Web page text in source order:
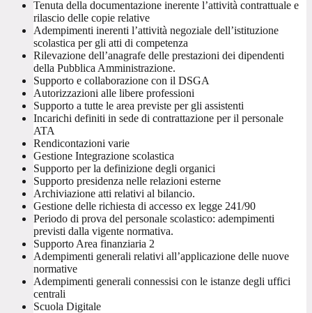
Tenuta della documentazione inerente l’attività contrattuale e
rilascio delle copie relative
Adempimenti inerenti l’attività negoziale dell’istituzione
scolastica per gli atti di competenza
Rilevazione dell’anagrafe delle prestazioni dei dipendenti
della Pubblica Amministrazione.
Supporto e collaborazione con il DSGA
Autorizzazioni alle libere professioni
Supporto a tutte le area previste per gli assistenti
Incarichi definiti in sede di contrattazione per il personale
ATA
Rendicontazioni varie
Gestione Integrazione scolastica
Supporto per la definizione degli organici
Supporto presidenza nelle relazioni esterne
Archiviazione atti relativi al bilancio.
Gestione delle richiesta di accesso ex legge 241/90
Periodo di prova del personale scolastico: adempimenti
previsti dalla vigente normativa.
Supporto Area finanziaria 2
Adempimenti generali relativi all’applicazione delle nuove
normative
Adempimenti generali connessisi con le istanze degli uffici
centrali
Scuola Digitale